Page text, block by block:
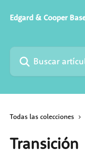
Edgard & Cooper
Buscar artículos...
Todas las colecciones
Transición